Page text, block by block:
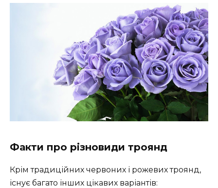
Факти про різновиди троянд
Крім традиційних червоних і рожевих троянд,
існує багато інших цікавих варіантів: